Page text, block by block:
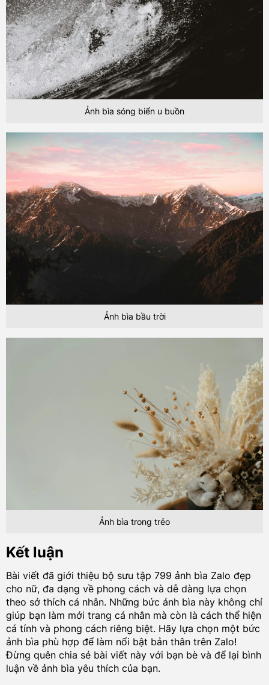
Ảnh bìa sóng biển u buồn
Ảnh bìa bầu trời
Ảnh bìa trong trẻo
Kết luận
Bài viết đã giới thiệu bộ sưu tập 799 ảnh bìa Zalo đẹp
cho nữ, đa dạng về phong cách và dễ dàng lựa chọn
theo sở thích cá nhân. Những bức ảnh bìa này không chỉ
giúp bạn làm mới trang cá nhân mà còn là cách thể hiện
cá tính và phong cách riêng biệt. Hãy lựa chọn một bức
ảnh bìa phù hợp để làm nổi bật bản thân trên Zalo!
Đừng quên chia sẻ bài viết này với bạn bè và để lại bình
luận về ảnh bìa yêu thích của bạn.